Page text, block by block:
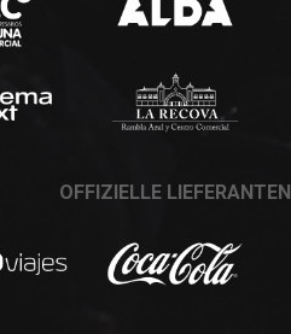
OFFIZIELLE LIEFERANTEN